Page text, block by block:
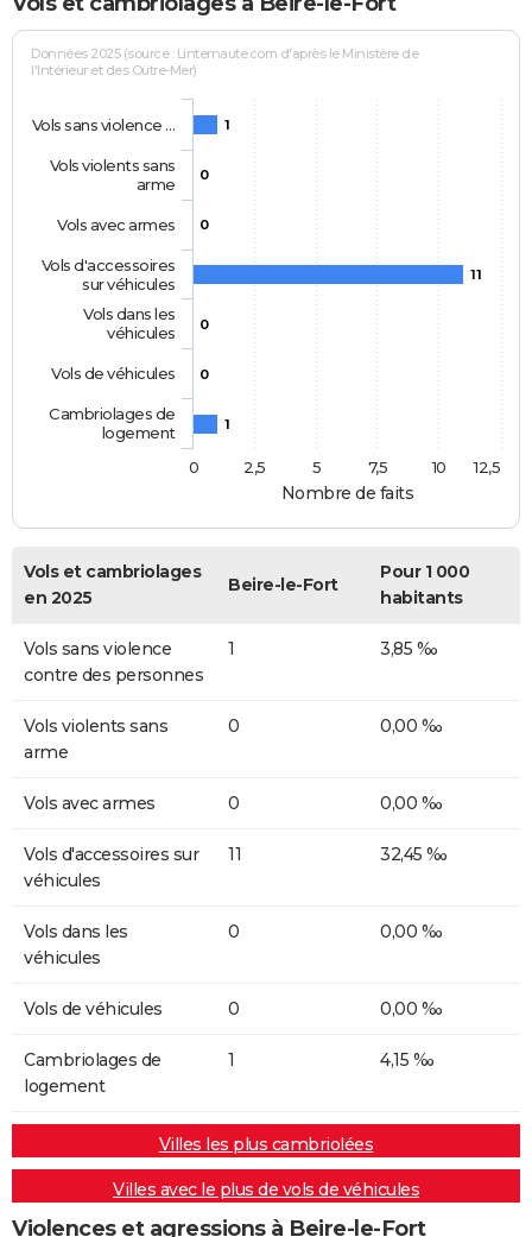
Nombre de faits
Données 2025 (source : Linternaute.com d'après le Ministère de
l'Intérieur et des Outre-Mer)
1
0
0
11
0
0
1
Vols sans violence …
Vols violents sans
arme
Vols avec armes
Vols d'accessoires
sur véhicules
Vols dans les
véhicules
Vols de véhicules
Cambriolages de
logement
0
10
2,5 5 7,5 12,5
Vols et cambriolages
en 2025
Beire-le-Fort
Pour 1 000
habitants
Vols sans violence
contre des personnes
1 3,85 ‰
Vols violents sans
arme
0 0,00 ‰
Vols avec armes 0 0,00 ‰
Vols d'accessoires sur
véhicules
11 32,45 ‰
Vols dans les
véhicules
0 0,00 ‰
Vols de véhicules 0 0,00 ‰
Cambriolages de
logement
1 4,15 ‰
Villes les plus cambriolées
Villes avec le plus de vols de véhicules
Violences et agressions à Beire-le-Fort